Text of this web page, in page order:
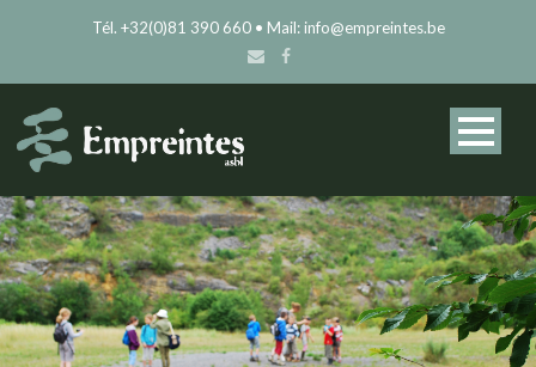
Tél. +32(0)81 390 660 • Mail: info@empreintes.be